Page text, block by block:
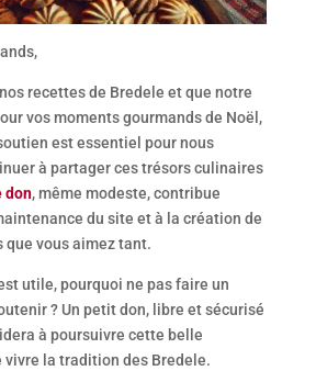
recettes de Bredele et que notre
vos moments gourmands de Noël,
est essentiel pour nous
à partager ces trésors culinaires
don, même modeste, contribue
du site et à la création de
vous aimez tant.
utile, pourquoi ne pas faire un
? Un petit don, libre et sécurisé
à poursuivre cette belle
la tradition des Bredele.